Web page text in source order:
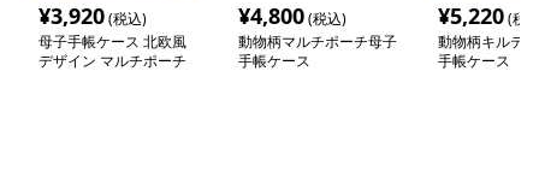
¥3,920(税込)
母子手帳ケース 北欧風
デザイン マルチポーチ
¥4,800(税込)
動物柄マルチポーチ母子
手帳ケース
¥5,220(税
動物柄キルテ
手帳ケース